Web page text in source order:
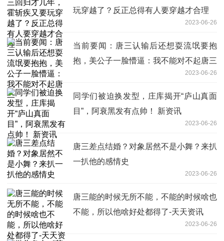
玩穿越了？反正总得有人要穿越才合理
2023-06-26
当前要闻：唐三认输后还想耍流氓要抱
抱，美公子一脸懵逼：我不能对不起唐三
2023-06-26
同学们被迫换发型，庄库揭开“庐山真面
目”，阿衰黑发有点帅！ 新资讯
2023-06-26
唐三差点结婚？对象居然不是小舞？来扒
一扒他的感情史
2023-06-26
唐三能的时候无所不能，不能的时候啥也
不能，所以他啥好处都得了-天天资讯
2023-06-26